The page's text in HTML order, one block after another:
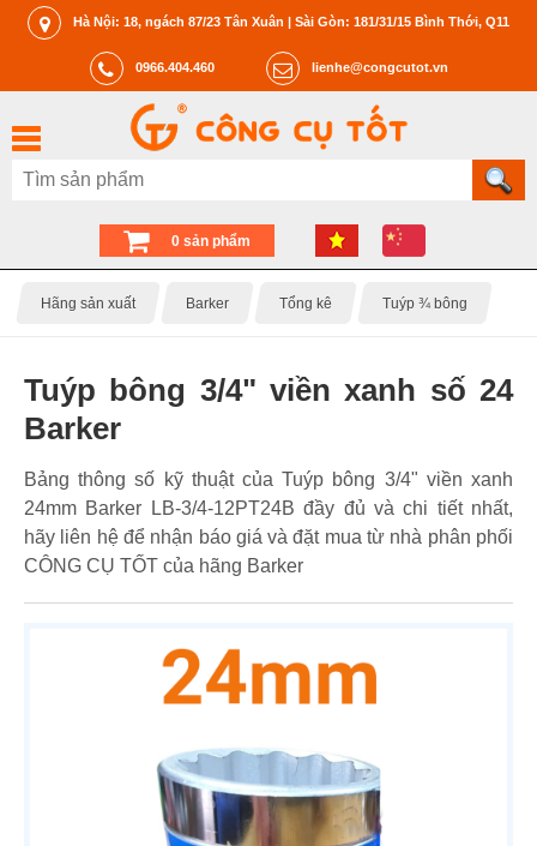
Hà Nội: 18, ngách 87/23 Tân Xuân | Sài Gòn: 181/31/15 Bình Thới, Q11
0966.404.460 lienhe@congcutot.vn
0 sản phẩm
Hãng sản xuất Barker Tổng kê Tuýp ¾ bông
Tuýp bông 3/4" viền xanh số 24
Barker
Bảng thông số kỹ thuật của Tuýp bông 3/4" viền xanh
24mm Barker LB-3/4-12PT24B đầy đủ và chi tiết nhất,
hãy liên hệ để nhận báo giá và đặt mua từ nhà phân phối
CÔNG CỤ TỐT của hãng Barker